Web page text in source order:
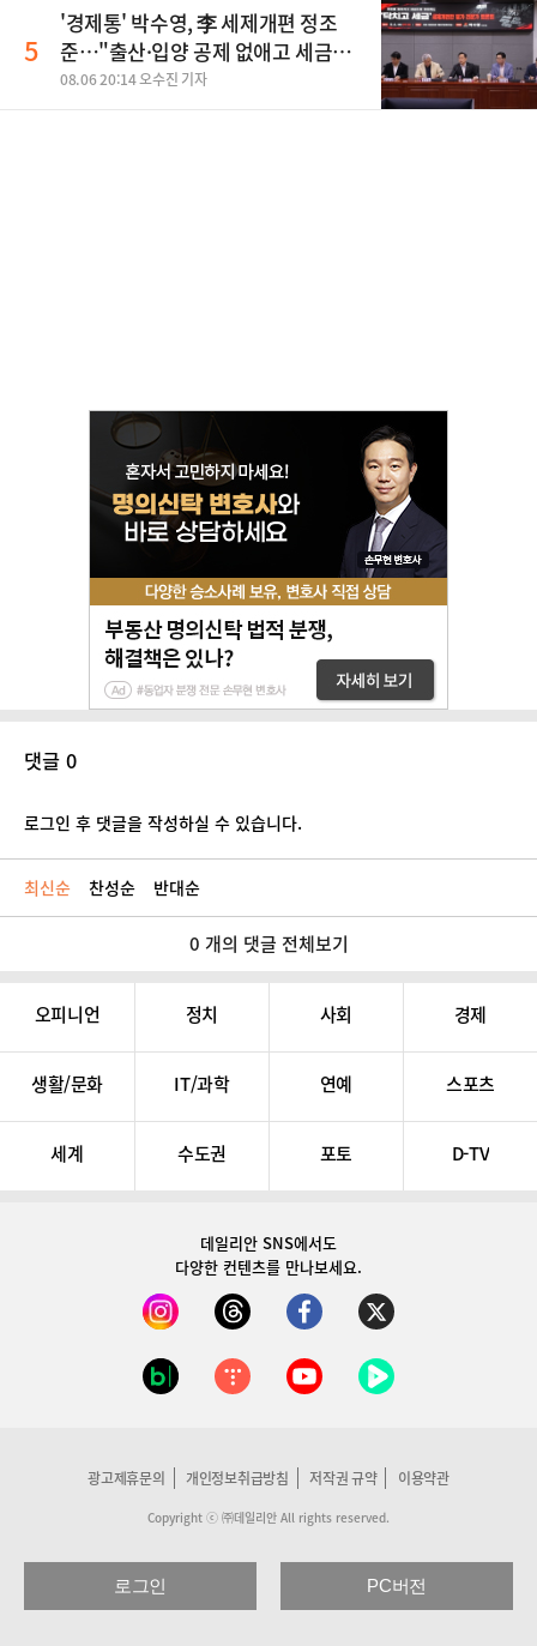
민석 "과반 승리 가능성 99%" 등
5
'경제통' 박수영, 李 세제개편 정조
준…"출산·입양 공제 없애고 세금폭
탄"
08.06 20:14 오수진 기자
댓글 0
로그인 후 댓글을 작성하실 수 있습니다.
최신순 찬성순 반대순
0 개의 댓글 전체보기
오피니언 정치 사회 경제
생활/문화 IT/과학 연예 스포츠
세계 수도권 포토 D-TV
데일리안 SNS에서도
다양한 컨텐츠를 만나보세요.
광고제휴문의 개인정보취급방침 저작권 규약 이용약관
Copyright ⓒ ㈜데일리안 All rights reserved.
로그인 PC버전